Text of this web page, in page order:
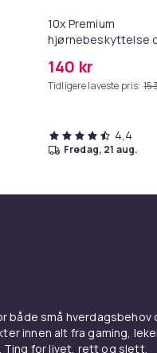
10x Premium
hjørnebeskyttelse
140 kr
Tidligere laveste pris:
4,4
fredag, 21 aug.
både små hverdagsbehov
innen alt fra gaming,
Ting for livet, rett og slett.